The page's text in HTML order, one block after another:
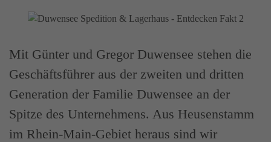
Mit Günter und Gregor Duwensee stehen die
Geschäftsführer aus der zweiten und dritten
Generation der Familie Duwensee an der
Spitze des Unternehmens. Aus Heusenstamm
im Rhein-Main-Gebiet heraus sind wir